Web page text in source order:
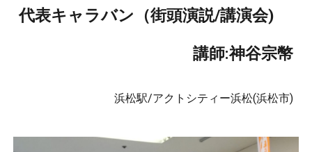
代表キャラバン（街頭演説/講演会)
講師:神谷宗幣
浜松駅/アクトシティー浜松(浜松市)